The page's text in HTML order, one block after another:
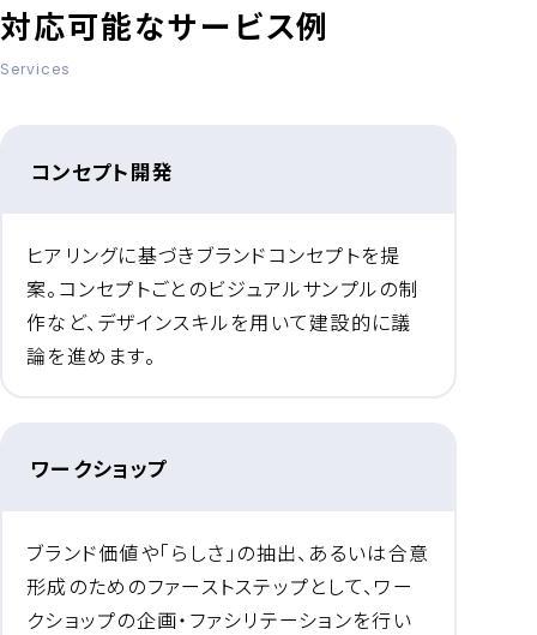
対応可能なサービス例
Services
コンセプト開発
ヒアリングに基づきブランドコンセプトを提
案。コンセプトごとのビジュアルサンプルの制
作など、デザインスキルを用いて建設的に議
論を進めます。
ワークショップ
ブランド価値や「らしさ」の抽出、あるいは合意
形成のためのファーストステップとして、ワー
クショップの企画・ファシリテーションを行い